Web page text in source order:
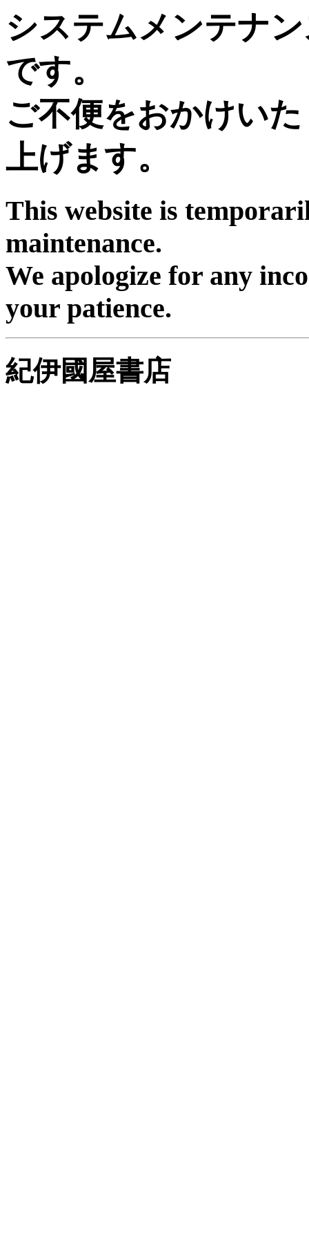
システムメンテナ
です。
ご不便をおかけい
上げます。
This website is
maintenance.
We apologize for any
your patience.
紀伊國屋書店